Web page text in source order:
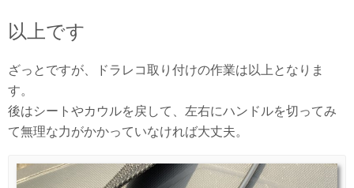
以上です
ざっとですが、ドラレコ取り付けの作業は以上となりま
す。
後はシートやカウルを戻して、左右にハンドルを切ってみ
て無理な力がかかっていなければ大丈夫。